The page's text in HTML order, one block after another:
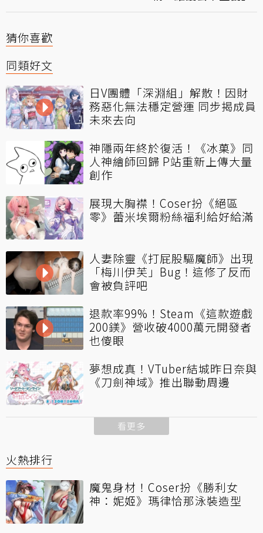
猜你喜歡
同類好文
日V團體「深淵組」解散！因財
務惡化無法穩定營運 同步揭成員
未來去向
神隱兩年終於復活！《冰菓》同
人神繪師回歸 P站重新上傳大量
創作
展現大胸襟！Coser扮《絕區
零》蕾米埃爾粉絲福利給好給滿
人妻除靈《打屁股驅魔師》出現
「梅川伊芙」Bug！這修了反而
會被負評吧
退款率99%！Steam《這款遊戲
200鎂》營收破4000萬元開發者
也傻眼
夢想成真！VTuber結城昨日奈與
《刀劍神域》推出聯動周邊
看更多
火熱排行
魔鬼身材！Coser扮《勝利女
神：妮姬》瑪律恰那泳裝造型